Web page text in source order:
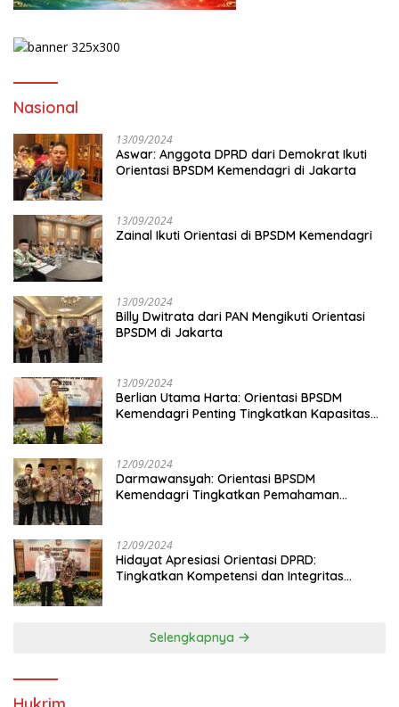
Nasional
13/09/2024
Aswar: Anggota DPRD dari Demokrat Ikuti
Orientasi BPSDM Kemendagri di Jakarta
13/09/2024
Zainal Ikuti Orientasi di BPSDM Kemendagri
13/09/2024
Billy Dwitrata dari PAN Mengikuti Orientasi
BPSDM di Jakarta
13/09/2024
Berlian Utama Harta: Orientasi BPSDM
Kemendagri Penting Tingkatkan Kapasitas
12/09/2024
Darmawansyah: Orientasi BPSDM
Kemendagri Tingkatkan Pemahaman
12/09/2024
Hidayat Apresiasi Orientasi DPRD:
Tingkatkan Kompetensi dan Integritas
Selengkapnya